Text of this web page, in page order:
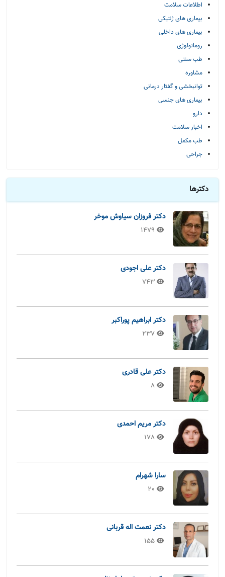
اطلاعات سلامت
بیماری های ژنتیکی
بیماری های داخلی
روماتولوژی
طب سنتی
مشاوره
توانبخشی و گفتار درمانی
بیماری های جنسی
دارو
اخبار سلامت
طب مکمل
جراحی
دکترها
دکتر فروزان سیاوش موخر
1479
دکتر علی اجودی
743
دکتر ابراهیم پوراکبر
237
دکتر علی قادری
8
دکتر مریم احمدی
178
سارا شهرام
20
دکتر نعمت اله قربانی
155